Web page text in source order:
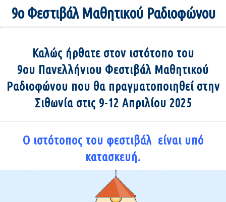
9o Φεστιβάλ Μαθητικού Ραδιοφώνου
Καλώς ήρθατε στον ιστότοπο του
9ου Πανελλήνιου Φεστιβάλ Μαθητικού
Ραδιοφώνου που θα πραγματοποιηθεί στην
Σιθωνία στις 9-12 Απριλίου 2025
Ο ιστότοπος του φεστιβάλ είναι υπό
κατασκευή.